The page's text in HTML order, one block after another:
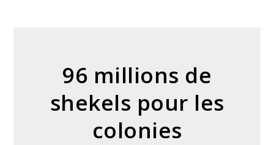
96 millions de
shekels pour les
colonies